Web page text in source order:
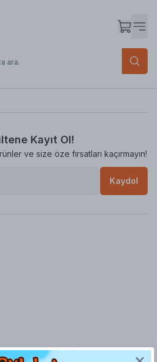
Kayıt Ol!
ve size öze fırsatları kaçırmayın!
Kaydol